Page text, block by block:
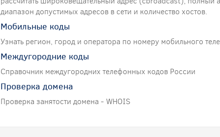
диапазон допустимых адресов в сети и количество хостов.
Мобильные коды
Узнать регион, город и оператора по номеру мобильного
Междугородние коды
Справочник междугородних телефонных кодов России
Проверка домена
Проверка занятости домена - WHOIS